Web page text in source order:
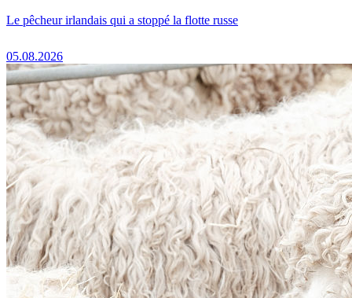
Le pêcheur irlandais qui a stoppé la flotte russe
05.08.2026